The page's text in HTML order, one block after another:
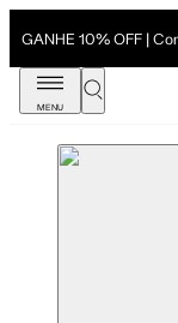
GANHE 10% OFF |
MENU